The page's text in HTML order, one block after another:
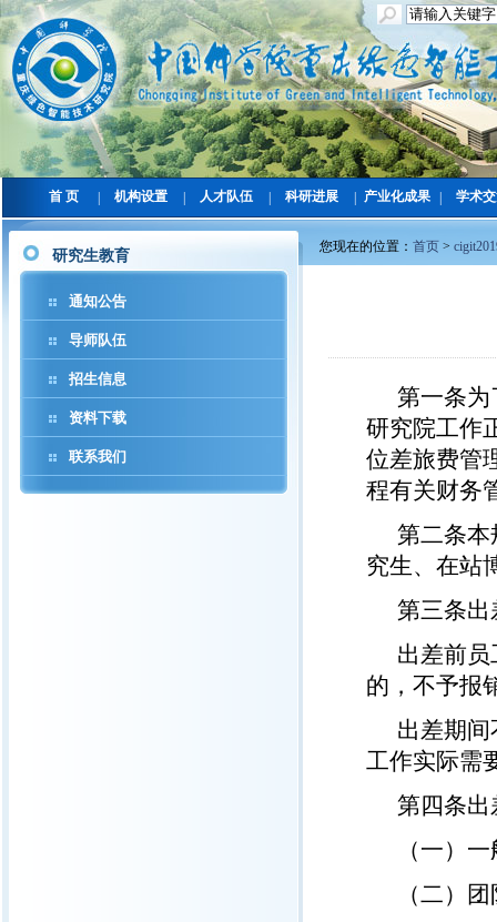
首 页 机构设置 人才队伍 科研进展 产业化成果 学术
研究生教育
通知公告
导师队伍
招生信息
资料下载
联系我们
您现在的位置： 首页 >
第一条为
研究院工作
位差旅费管
程有关财务
第二条本
究生、在站
第三条出
出差前
的，不予报
出差期
工作实际需
第四条出
（一）
（二）